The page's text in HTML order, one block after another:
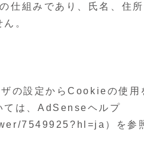
組みであり、氏名、住
。
の設定からCookieの使用
ては、AdSenseヘルプ
7549925?hl=ja）を参照